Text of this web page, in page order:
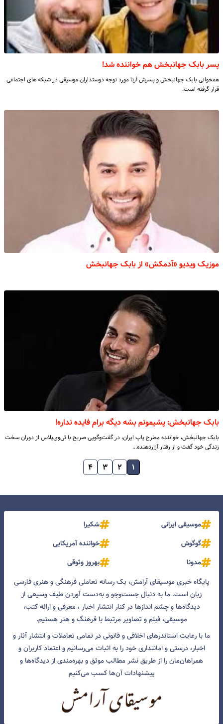
پسر بابک جهانبخش هم خواننده شد!
همخوانی بابک جهانبخش و پسرش آرتا مورد توجه دوستداران موسیقی در شبکه های اجتماعی
قرار گرفته است.
موزیک ویدیو «آدمکش» از بابک جهانبخش
بابک جهانبخش: پشیمونم بشه دیگه برام فایده نداره!
بابک جهانبخش، خواننده مطرح پاپ ایران، در گفت‌وگویی صریح با تی‌وی‌پلاس از دوران سخت
زندگی خود گفت و از رفتار آزاردهنده…
۱ ۲ ۳ ۴
موسیقی ایرانی
شکیرا
گوگوش
خواننده آمریکایی
مدونا
بهروز وثوقی
پایگاه خبری موسیقای آرامش، یک رسانه تعاملی فرهنگی و هنری فارسی
زبان است. ما به دنبال جست‌و‌جو و به‌دست آوردن طیف وسیعی از
دیدگاه‌ها و چشم انداز‌ها در کنار انتشار اخبار ، معرفی و ارائه کتب،
موسیقی، فیلم و تصاویر مرتبط با فرهنگ و هنر هستیم.
ما با رعایت استاندرهای اخلاقی و قانونی در تمامی تعاملات و انتشار آثار و
اخبار، درستی و امانتداری خود را به اثبات می‌رسانیم و اعتماد کاربران و
همراهان‌مان را از طریق نشر مطالب موثق و بهره‌مندی از دیدگاه‌ها و
پیشنهادات آن‌ها کسب می‌کنیم